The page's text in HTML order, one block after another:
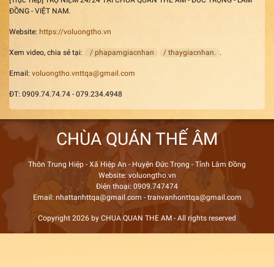
ĐỒNG - VIỆT NAM.
Website: https://voluongtho.vn
Xem video, chia sẻ tại: / phapamgiacnhan / thaygiacnhan. .
Email: voluongtho.vnttqa@gmail.com
ĐT: 0909.74.74.74 - 079.234.4948
CHÙA QUÁN THẾ ÂM
Thôn Trung Hiệp - Xã Hiệp An - Huyện Đức Trọng - Tỉnh Lâm Đồng
Website: voluongtho.vn
Điện thoại: 0909.747474
Email: nhattanhttqa@gmail.com - tranvanhonttqa@gmail.com
Copyright 2026 by CHUA QUAN THE AM - All rights reserved